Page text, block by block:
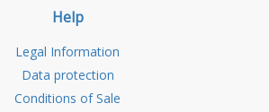
Help
Legal Information
Data protection
Conditions of Sale